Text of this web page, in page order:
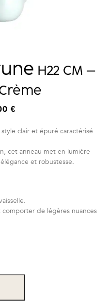
H22 CM –
€
clair et épuré caractérisé
cet anneau met en lumière
et robustesse.
de légères nuances